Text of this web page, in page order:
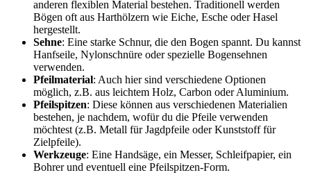
anderen flexiblen Material bestehen. Traditionell werden
Bögen oft aus Harthölzern wie Eiche, Esche oder Hasel
hergestellt.
Sehne: Eine starke Schnur, die den Bogen spannt. Du kannst
Hanfseile, Nylonschnüre oder spezielle Bogensehnen
verwenden.
Pfeilmaterial: Auch hier sind verschiedene Optionen
möglich, z.B. aus leichtem Holz, Carbon oder Aluminium.
Pfeilspitzen: Diese können aus verschiedenen Materialien
bestehen, je nachdem, wofür du die Pfeile verwenden
möchtest (z.B. Metall für Jagdpfeile oder Kunststoff für
Zielpfeile).
Werkzeuge: Eine Handsäge, ein Messer, Schleifpapier, ein
Bohrer und eventuell eine Pfeilspitzen-Form.